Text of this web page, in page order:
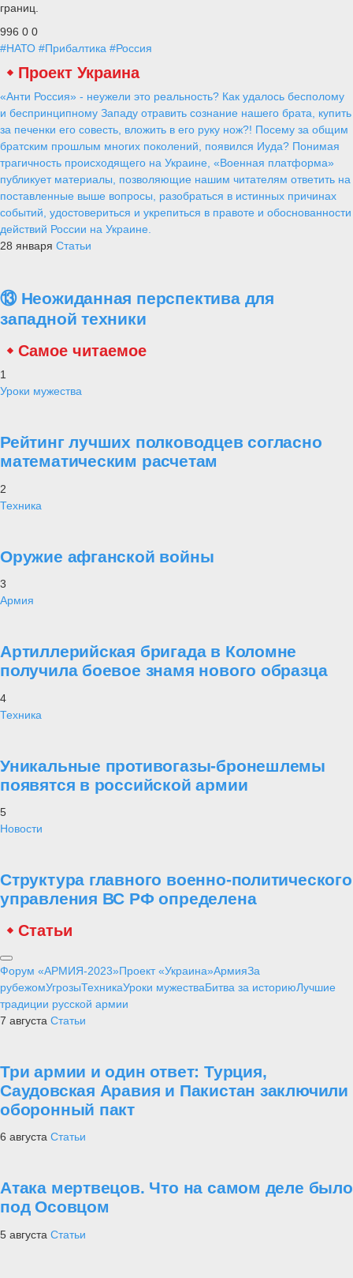
границ.
996 0 0
#НАТО #Прибалтика #Россия
Проект Украина
«Анти Россия» - неужели это реальность? Как удалось бесполому
и беспринципному Западу отравить сознание нашего брата, купить
за печенки его совесть, вложить в его руку нож?! Посему за общим
братским прошлым многих поколений, появился Иуда? Понимая
трагичность происходящего на Украине, «Военная платформа»
публикует материалы, позволяющие нашим читателям ответить на
поставленные выше вопросы, разобраться в истинных причинах
событий, удостовериться и укрепиться в правоте и обоснованности
действий России на Украине.
28 января Статьи
⑬ Неожиданная перспектива для
западной техники
Самое читаемое
1
Уроки мужества
Рейтинг лучших полководцев согласно
математическим расчетам
2
Техника
Оружие афганской войны
3
Армия
Артиллерийская бригада в Коломне
получила боевое знамя нового образца
4
Техника
Уникальные противогазы-бронешлемы
появятся в российской армии
5
Новости
Структура главного военно-политического
управления ВС РФ определена
Статьи
Форум «АРМИЯ-2023»Проект «Украина»АрмияЗа
рубежомУгрозыТехникаУроки мужестваБитва за историюЛучшие
традиции русской армии
7 августа Статьи
Три армии и один ответ: Турция,
Саудовская Аравия и Пакистан заключили
оборонный пакт
6 августа Статьи
Атака мертвецов. Что на самом деле было
под Осовцом
5 августа Статьи